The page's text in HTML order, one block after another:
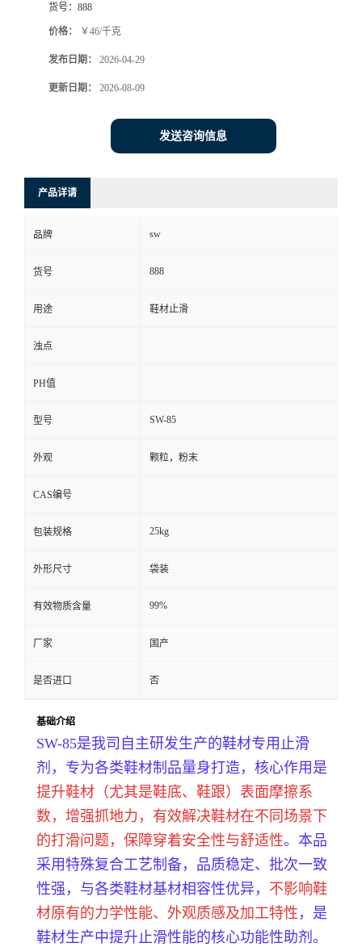
货号： 888
价格： ￥46/千克
发布日期： 2026-04-29
更新日期： 2026-08-09
发送咨询信息
产品详请
品牌 sw
货号 888
用途 鞋材止滑
浊点
PH值
型号 SW-85
外观 颗粒，粉末
CAS编号
包装规格 25kg
外形尺寸 袋装
有效物质含量 99%
厂家 国产
是否进口 否
基础介绍
SW-85是我司自主研发生产的鞋材专用止滑
剂，专为各类鞋材制品量身打造，核心作用是
提升鞋材（尤其是鞋底、鞋跟）表面摩擦系
数，增强抓地力，有效解决鞋材在不同场景下
的打滑问题，保障穿着安全性与舒适性。本品
采用特殊复合工艺制备，品质稳定、批次一致
性强，与各类鞋材基材相容性优异， 不影响鞋
材原有的力学性能、外观质感及加工特性 ，是
鞋材生产中提升止滑性能的核心功能性助剂。